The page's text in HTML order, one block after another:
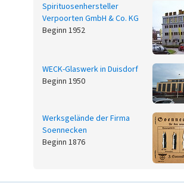
Spirituosenhersteller
Verpoorten GmbH & Co. KG
Beginn 1952
WECK-Glaswerk in Duisdorf
Beginn 1950
Werksgelände der Firma
Soennecken
Beginn 1876